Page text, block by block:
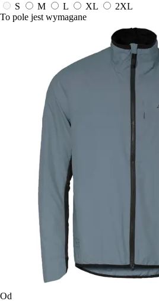
S M L XL
2XL
To pole jest wymagane
Od